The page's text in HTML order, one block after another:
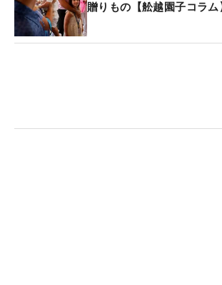
つ伸ばし、単独首位でホールアウトし
1ホール目は、ともにバーディー、2
贈りもの【舩越園子コラム